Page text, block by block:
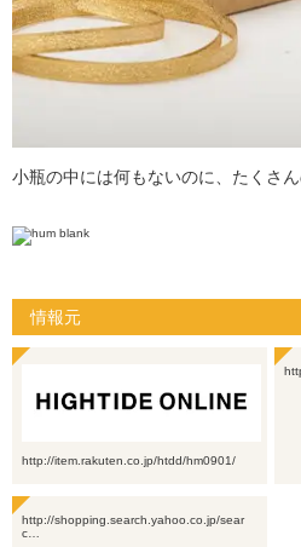
小瓶の中には何もないのに、たくさ
情報元
http://item.rakuten.co.jp/htdd/hm0901/
http://shopping.search.yahoo.co.jp/sear
c…